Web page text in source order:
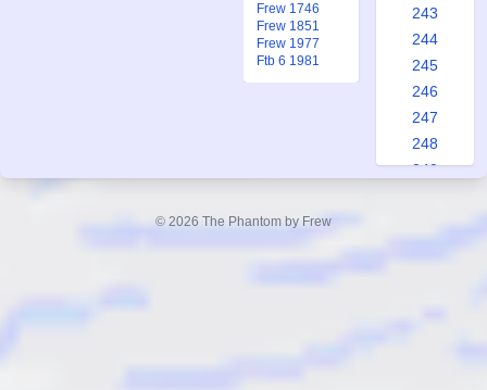
Frew 1746
Frew 1851
Frew 1977
Ftb 6 1981
243
244
245
246
247
248
249
© 2026 The Phantom by Frew